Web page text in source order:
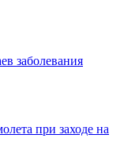
заболевания
при заходе на